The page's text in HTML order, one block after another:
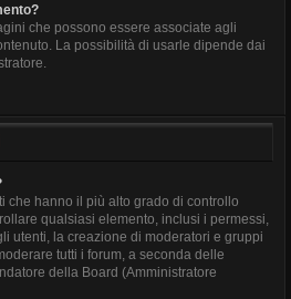
che possono essere associate agli
La possibilità di usarle dipende dai
che hanno il più alto grado di controllo
qualsiasi elemento, inclusi i permessi,
utenti, la creazione di moderatori e gruppi
tutti i forum, a seconda delle
della Board (Amministratore